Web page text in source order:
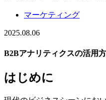
マーケティング
2025.08.06
B2Bアナリティクスの活用
はじめに